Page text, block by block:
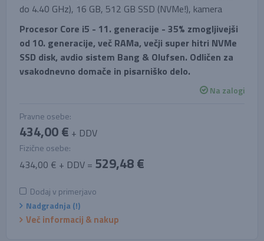
do 4.40 GHz), 16 GB, 512 GB SSD (NVMe!), kamera
Procesor Core i5 - 11. generacije - 35% zmogljivejši
od 10. generacije, več RAMa, večji super hitri NVMe
SSD disk, avdio sistem Bang & Olufsen. Odličen za
vsakodnevno domače in pisarniško delo.
Na zalogi
Pravne osebe:
434,00 € + DDV
Fizične osebe:
434,00 € + DDV = 529,48 €
Dodaj v primerjavo
Nadgradnja (!)
Več informacij & nakup